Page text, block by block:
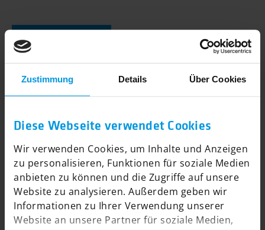
Zustimmung Details Über Cookies
Diese Webseite verwendet Cookies
Wir verwenden Cookies, um Inhalte und Anzeigen
zu personalisieren, Funktionen für soziale Medien
anbieten zu können und die Zugriffe auf unsere
Website zu analysieren. Außerdem geben wir
Informationen zu Ihrer Verwendung unserer
Website an unsere Partner für soziale Medien,
Das muss leider sein:
einverstanden, dass designverign GmbH
meine Daten speichern und verarbeiten
darf. Die
Datenschutzbestimmungenhabe
ich gelesen und erkläre mich damit
einverstanden.*
designverign GmbH
Saarwerdenstraße 8a